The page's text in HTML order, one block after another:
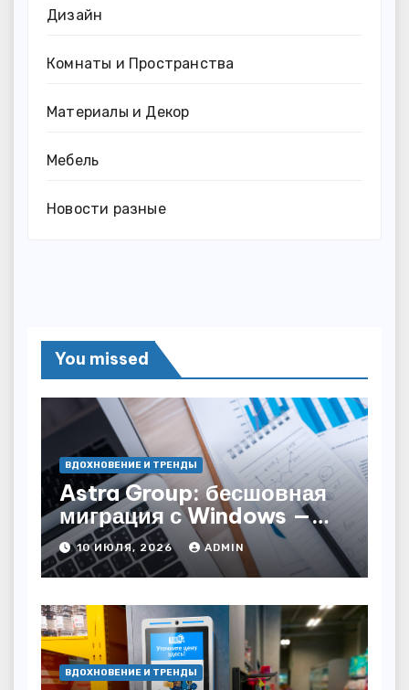
Дизайн
Комнаты и Пространства
Материалы и Декор
Мебель
Новости разные
You missed
ВДОХНОВЕНИЕ И ТРЕНДЫ
Astra Group: бесшовная
миграция с Windows —
как сохранить бизнес-
непрерывность
10 ИЮЛЯ, 2026 ADMIN
ВДОХНОВЕНИЕ И ТРЕНДЫ